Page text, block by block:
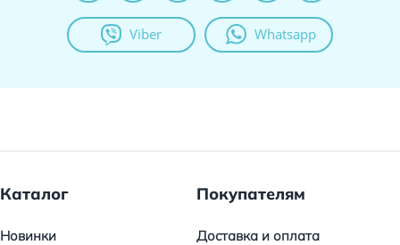
Viber Whatsapp
Каталог
Новинки
Покупателям
Доставка и оплата